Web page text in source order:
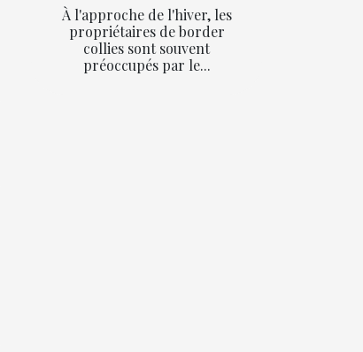
À l'approche de l'hiver, les
propriétaires de border
collies sont souvent
préoccupés par le...